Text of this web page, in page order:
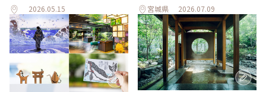
2026.05.15 宮城県 2026.07.09